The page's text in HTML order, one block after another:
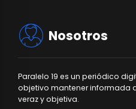
Nosotros
Paralelo 19 es un periódico
objetivo mantener informada
veraz y objetiva.